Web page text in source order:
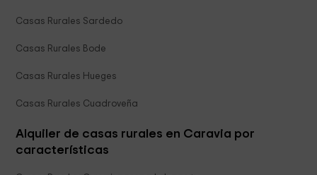
Casas Rurales Sardedo
Casas Rurales Bode
Casas Rurales Hueges
Casas Rurales Cuadroveña
Alquiler de casas rurales en Caravia por
características